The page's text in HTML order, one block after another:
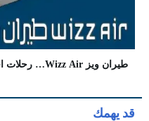
طيران ويز Wizz Air… رحلات اقتصاديةُ إلى أي مكان في العالم!
قد يهمك